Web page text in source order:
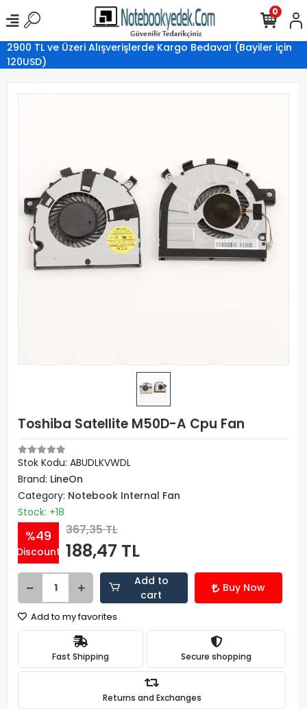
2900 TL ve Üzeri Alışverişlerde Kargo Bedava! (Bayiler için
120USD)
0
Toshiba Satellite M50D-A Cpu Fan
Stok Kodu: ABUDLKVWDL
Brand: LineOn
Category: Notebook Internal Fan
Stock: +18
%49
Discount
367,35 TL
188,47 TL
Add to
cart
Buy Now
Add to my favorites
Fast Shipping Secure shopping
Returns and Exchanges